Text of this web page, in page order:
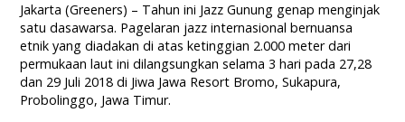
Jakarta (Greeners) – Tahun ini Jazz Gunung genap menginjak
satu dasawarsa. Pagelaran jazz internasional bernuansa
etnik yang diadakan di atas ketinggian 2.000 meter dari
permukaan laut ini dilangsungkan selama 3 hari pada 27,28
dan 29 Juli 2018 di Jiwa Jawa Resort Bromo, Sukapura,
Probolinggo, Jawa Timur.